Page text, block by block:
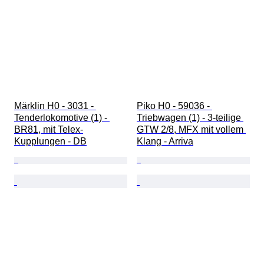
Märklin H0 - 3031 -
Tenderlokomotive (1) -
BR81, mit Telex-
Kupplungen - DB
Piko H0 - 59036 -
Triebwagen (1) - 3-teilige
GTW 2/8, MFX mit vollem
Klang - Arriva